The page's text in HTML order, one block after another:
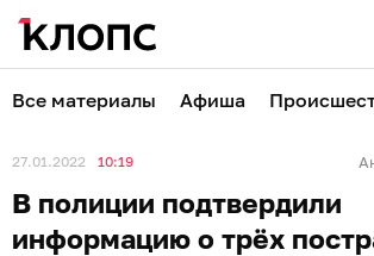
Все материалы Афиша
27.01.2022 10:19
В полиции подтвердили
информацию о трёх